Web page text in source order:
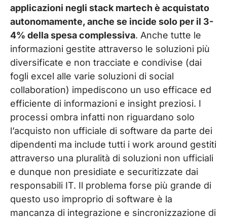
applicazioni negli stack martech è acquistato
autonomamente, anche se incide solo per il 3-
4% della spesa complessiva. Anche tutte le
informazioni gestite attraverso le soluzioni più
diversificate e non tracciate e condivise (dai
fogli excel alle varie soluzioni di social
collaboration) impediscono un uso efficace ed
efficiente di informazioni e insight preziosi. I
processi ombra infatti non riguardano solo
l’acquisto non ufficiale di software da parte dei
dipendenti ma include tutti i work around gestiti
attraverso una pluralità di soluzioni non ufficiali
e dunque non presidiate e securitizzate dai
responsabili IT. Il problema forse più grande di
questo uso improprio di software è la
mancanza di integrazione e sincronizzazione di